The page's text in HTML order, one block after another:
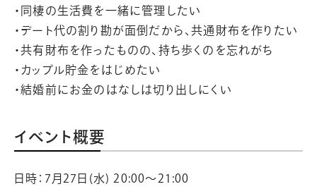
・同棲の生活費を一緒に管理したい
・デート代の割り勘が面倒だから、共通財布を作りたい
・共有財布を作ったものの、持ち歩くのを忘れがち
・カップル貯金をはじめたい
・結婚前にお金のはなしは切り出しにくい
イベント概要
日時：7月27日(水) 20:00～21:00